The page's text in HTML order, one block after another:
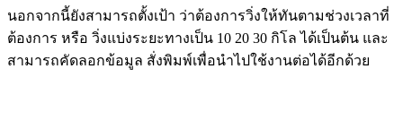
นอกจากนี้ยังสามารถตั้งเป้า ว่าต้องการวิ่งให้ทันตามช่วงเวลาที่
ต้องการ หรือ วิ่งแบ่งระยะทางเป็น 10 20 30 กิโล ได้เป็นต้น และ
สามารถคัดลอกข้อมูล สั่งพิมพ์เพื่อนำไปใช้งานต่อได้อีกด้วย